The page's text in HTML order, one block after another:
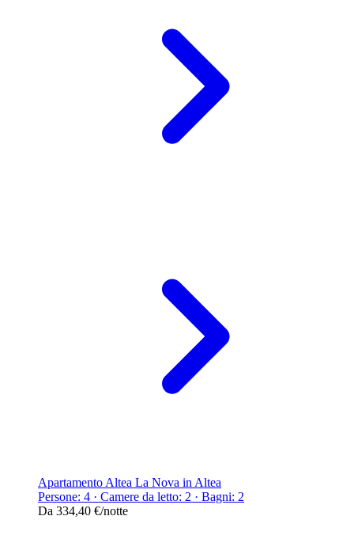
Apartamento Altea La Nova in Altea
Persone: 4 · Camere da letto: 2 · Bagni: 2
Da 334,40 €/notte